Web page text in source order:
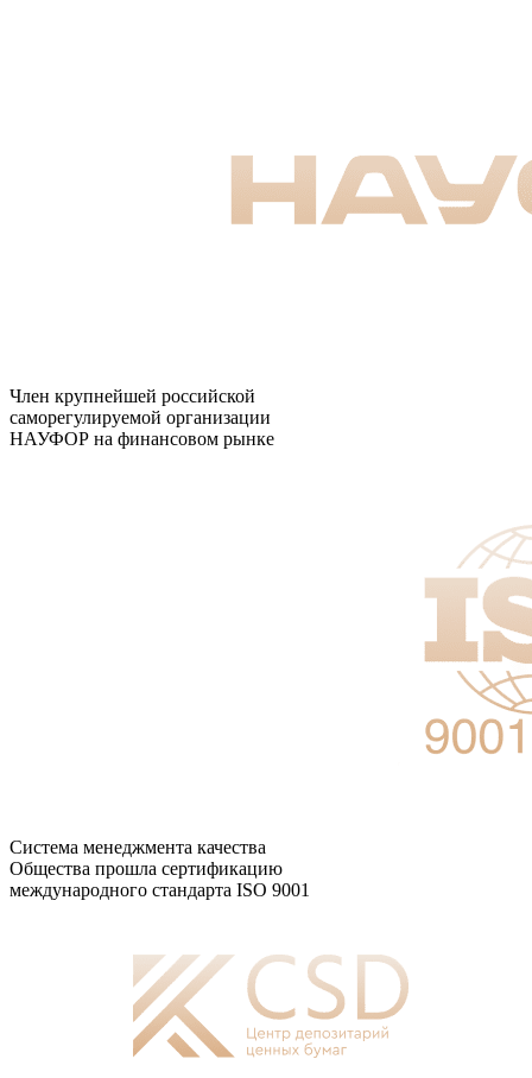
Член крупнейшей российской
саморегулируемой организации
НАУФОР на финансовом рынке
Система менеджмента качества
Общества прошла сертификацию
международного стандарта ISO 9001